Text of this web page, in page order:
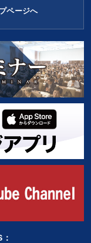
プページへ